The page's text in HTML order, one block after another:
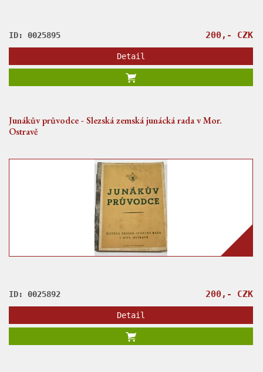
ID: 0025895 200,- CZK
Detail
Junákův průvodce - Slezská zemská junácká rada v Mor.
Ostravě
ID: 0025892 200,- CZK
Detail